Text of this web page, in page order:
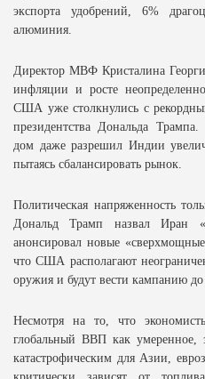
экспорта удобрений, 6%
алюминия.
Директор МВФ Кристалина
инфляции и росте
США уже столкнулись с
президентства Дональда
дом даже разрешил Индии
пытаясь сбалансировать рынок.
Политическая напряженность
Дональд Трамп назвал Иран
анонсировал новые
что США располагают
оружия и будут вести кампанию
Несмотря на то, что
глобальный ВВП как умеренное,
катастрофическим для Азии,